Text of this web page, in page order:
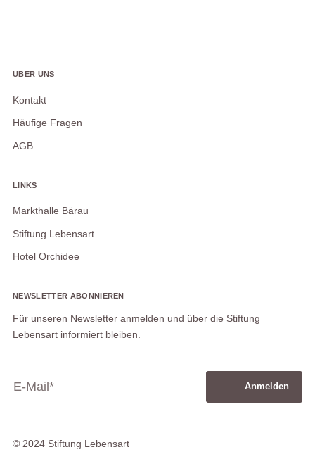
ÜBER UNS
Kontakt
Häufige Fragen
AGB
LINKS
Markthalle Bärau
Stiftung Lebensart
Hotel Orchidee
NEWSLETTER ABONNIEREN
Für unseren Newsletter anmelden und über die Stiftung
Lebensart informiert bleiben.
Anmelden
© 2024 Stiftung Lebensart